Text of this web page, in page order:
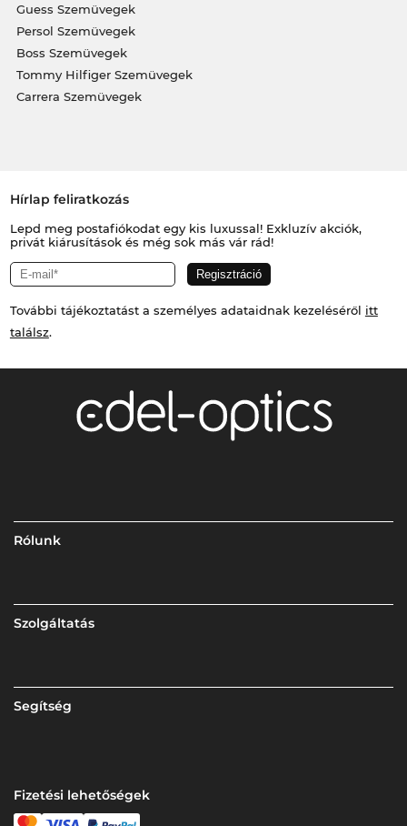
Guess Szemüvegek
Persol Szemüvegek
Boss Szemüvegek
Tommy Hilfiger Szemüvegek
Carrera Szemüvegek
Hírlap feliratkozás
Lepd meg postafiókodat egy kis luxussal! Exkluzív akciók,
privát kiárusítások és még sok más vár rád!
További tájékoztatást a személyes adataidnak kezeléséről itt
találsz.
Rólunk
Szolgáltatás
Segítség
Fizetési lehetőségek